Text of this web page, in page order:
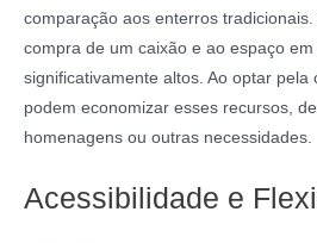
comparação aos enterros
compra de um caixão e ao espaço
significativamente altos. Ao optar pela
podem economizar esses recursos,
homenagens ou outras necessidades.
Acessibilidade e